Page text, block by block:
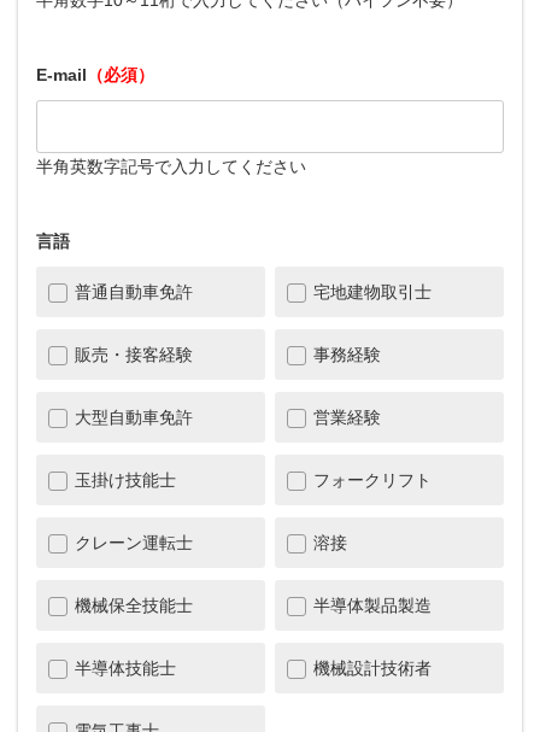
E-mail （必須）
半角英数字記号で入力してください
言語
普通自動車免許 宅地建物取引士
販売・接客経験 事務経験
大型自動車免許 営業経験
玉掛け技能士 フォークリフト
クレーン運転士 溶接
機械保全技能士 半導体製品製造
半導体技能士 機械設計技術者